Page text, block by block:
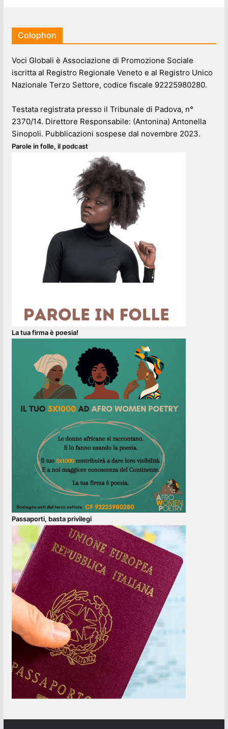
Colophon
Voci Globali è Associazione di Promozione Sociale
iscritta al Registro Regionale Veneto e al Registro Unico
Nazionale Terzo Settore, codice fiscale 92225980280.
Testata registrata presso il Tribunale di Padova, n°
2370/14. Direttore Responsabile: (Antonina) Antonella
Sinopoli. Pubblicazioni sospese dal novembre 2023.
Parole in folle, il podcast
La tua firma è poesia!
Passaporti, basta privilegi